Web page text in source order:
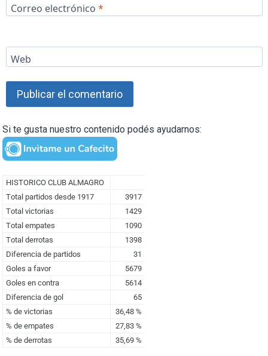
Correo electrónico *
Web
Si te gusta nuestro contenido podés ayudarnos: